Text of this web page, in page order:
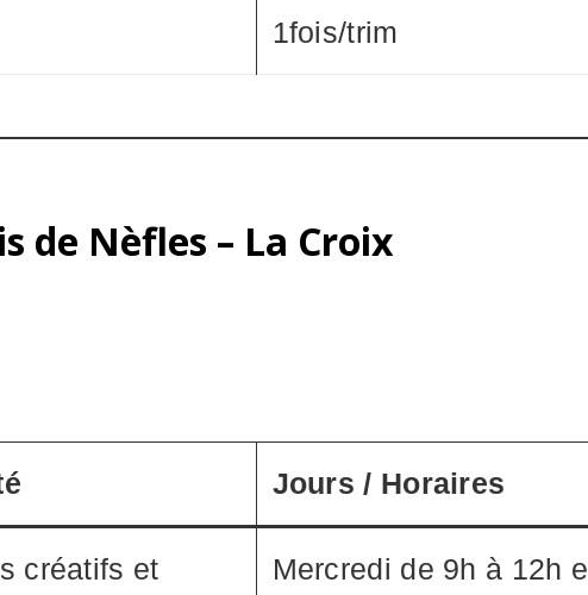
1fois/trim
de Nèfles – La Croix
Jours / Horaires
créatifs et Mercredi de 9h à 12h e